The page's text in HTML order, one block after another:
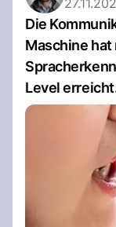
Die
Maschine
Level